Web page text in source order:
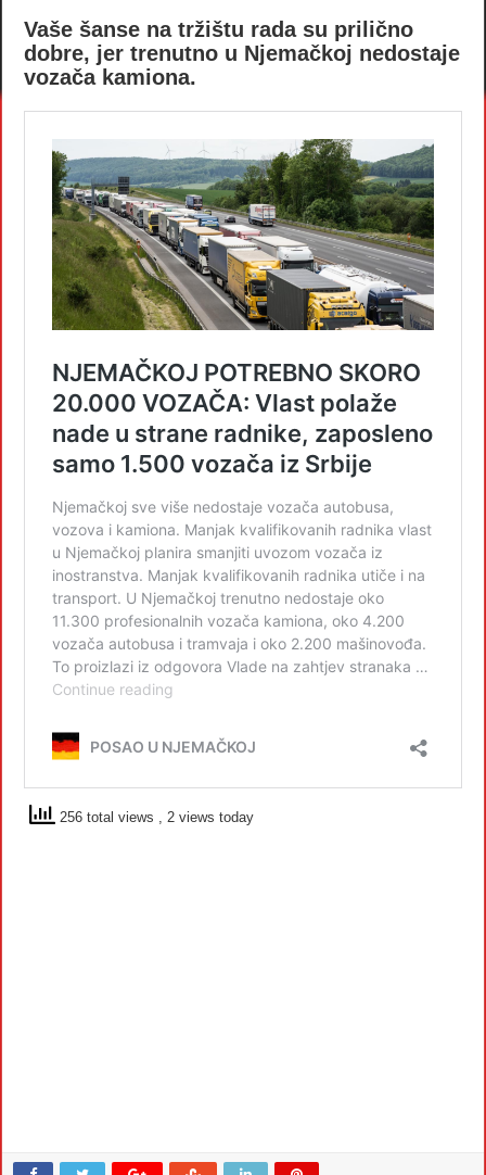
Vaše šanse na tržištu rada su prilično
dobre, jer trenutno u Njemačkoj nedostaje
vozača kamiona.
256 total views , 2 views today